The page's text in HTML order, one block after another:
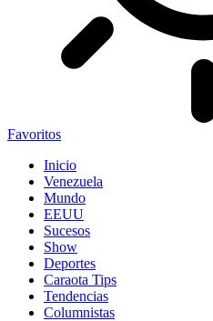
Favoritos
Inicio
Venezuela
Mundo
EEUU
Sucesos
Show
Deportes
Caraota Tips
Tendencias
Columnistas